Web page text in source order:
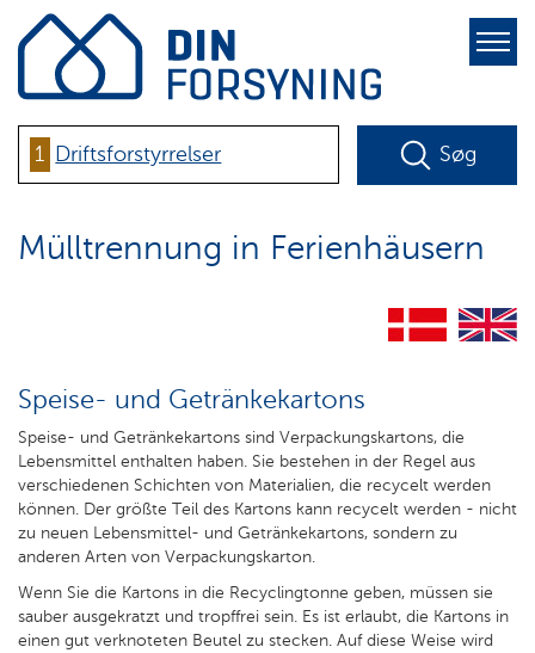
pure-
toggle-
1 Driftsforstyrrelser Søg
Mülltrennung in Ferienhäusern
Speise- und Getränkekartons
Speise- und Getränkekartons sind Verpackungskartons, die
Lebensmittel enthalten haben. Sie bestehen in der Regel aus
verschiedenen Schichten von Materialien, die recycelt werden
können. Der größte Teil des Kartons kann recycelt werden - nicht
zu neuen Lebensmittel- und Getränkekartons, sondern zu
anderen Arten von Verpackungskarton.
Wenn Sie die Kartons in die Recyclingtonne geben, müssen sie
sauber ausgekratzt und tropffrei sein. Es ist erlaubt, die Kartons in
einen gut verknoteten Beutel zu stecken. Auf diese Weise wird